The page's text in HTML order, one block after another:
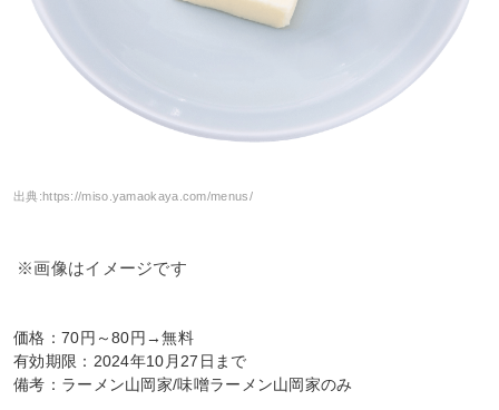
出典:https://miso.yamaokaya.com/menus/
※画像はイメージです
価格：70円～80円→無料
有効期限：2024年10月27日まで
備考：ラーメン山岡家/味噌ラーメン山岡家のみ